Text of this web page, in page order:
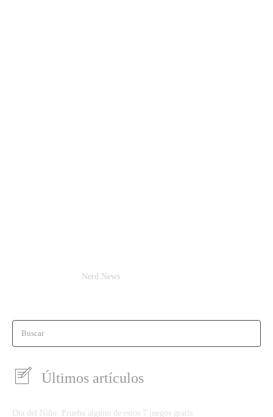
Nerd News
Buscar
Últimos artículos
Día del Niño: Prueba alguno de estos 7 juegos gratis